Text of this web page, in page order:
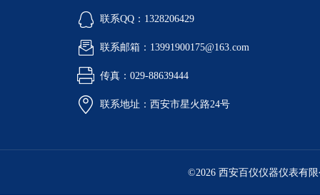
联系QQ：1328206429
联系邮箱：13991900175@163.com
传真：029-88639444
联系地址：西安市星火路24号
©2026 西安百仪仪器仪表有